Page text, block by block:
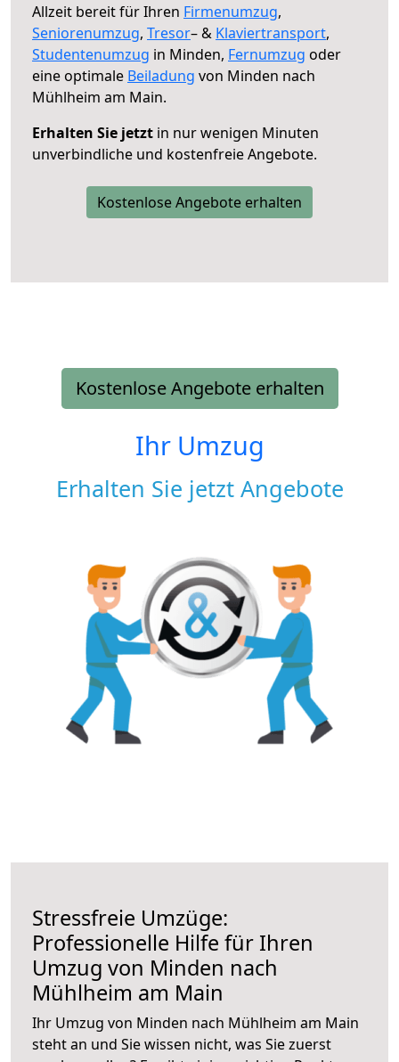
Allzeit bereit für Ihren Firmenumzug,
Seniorenumzug, Tresor– & Klaviertransport,
Studentenumzug in Minden, Fernumzug oder
eine optimale Beiladung von Minden nach
Mühlheim am Main.
Erhalten Sie jetzt in nur wenigen Minuten
unverbindliche und kostenfreie Angebote.
Kostenlose Angebote erhalten
Kostenlose Angebote erhalten
Ihr Umzug
Erhalten Sie jetzt Angebote
Stressfreie Umzüge:
Professionelle Hilfe für Ihren
Umzug von Minden nach
Mühlheim am Main
Ihr Umzug von Minden nach Mühlheim am Main
steht an und Sie wissen nicht, was Sie zuerst